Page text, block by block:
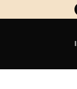
to